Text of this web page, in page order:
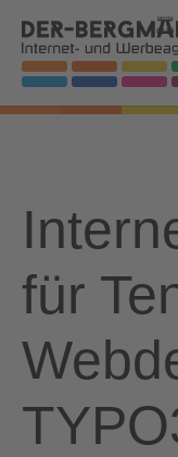
Skip to main
Zum Hauptinhalt
Skip to page footer
für